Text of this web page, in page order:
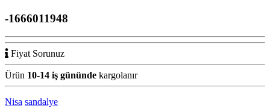
-1666011948
Fiyat Sorunuz
Ürün 10-14 iş gününde kargolanır
Nisa sandalye